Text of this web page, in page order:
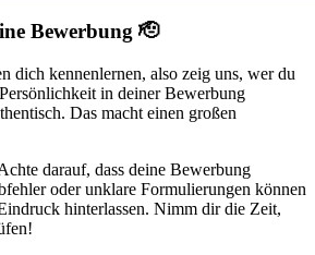
Bewerbung 🫡
dich kennenlernen, also zeig uns, wer du
in deiner Bewerbung
Das macht einen großen
darauf, dass deine Bewerbung
oder unklare Formulierungen können
hinterlassen. Nimm dir die Zeit,